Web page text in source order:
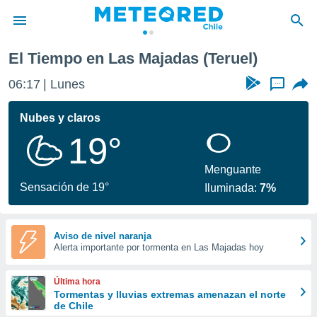
de
por
se
calidad.
a este
las
y
forma
digital
basada
El Tiempo en Las Majadas (Teruel)
06:17 Lunes ...
Nubes y claros
19°
Sensación de 19°
Menguante
Iluminada:7%
Aviso de nivel naranja
Alerta importante por tormenta en Las Majadas hoy
Última hora
Tormentas y lluvias extremas amenazan el norte
de Chile